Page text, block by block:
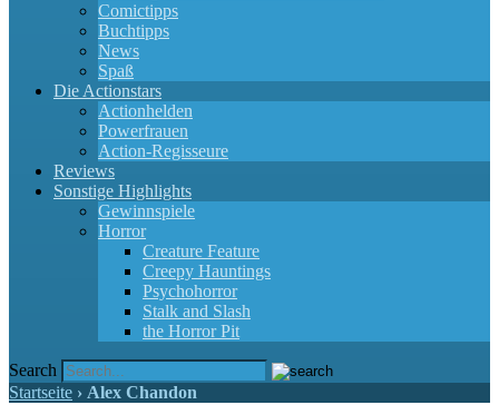
Comictipps
Buchtipps
News
Spaß
Die Actionstars
Actionhelden
Powerfrauen
Action-Regisseure
Reviews
Sonstige Highlights
Gewinnspiele
Horror
Creature Feature
Creepy Hauntings
Psychohorror
Stalk and Slash
the Horror Pit
Search
Startseite › Alex Chandon